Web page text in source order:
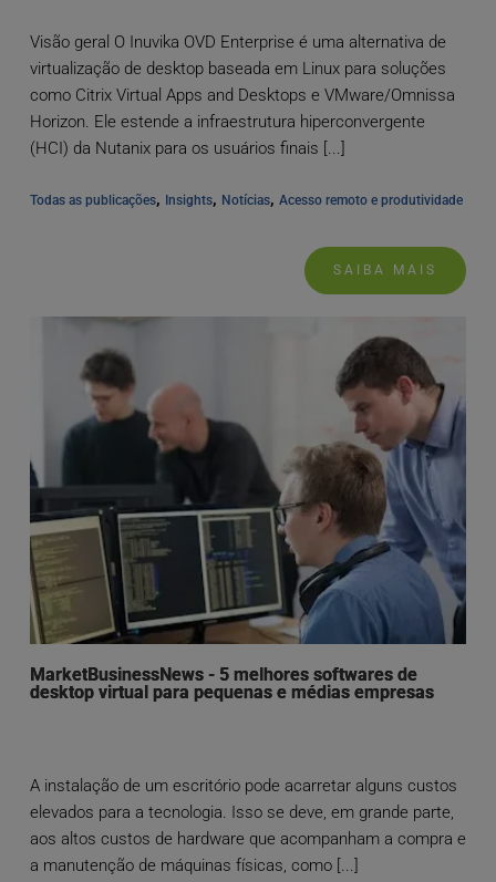
Visão geral O Inuvika OVD Enterprise é uma alternativa de
virtualização de desktop baseada em Linux para soluções
como Citrix Virtual Apps and Desktops e VMware/Omnissa
Horizon. Ele estende a infraestrutura hiperconvergente
(HCI) da Nutanix para os usuários finais [...]
Todas as publicações, Insights, Notícias, Acesso remoto e produtividade
SAIBA MAIS
MarketBusinessNews - 5 melhores softwares de
desktop virtual para pequenas e médias empresas
A instalação de um escritório pode acarretar alguns custos
elevados para a tecnologia. Isso se deve, em grande parte,
aos altos custos de hardware que acompanham a compra e
a manutenção de máquinas físicas, como [...]